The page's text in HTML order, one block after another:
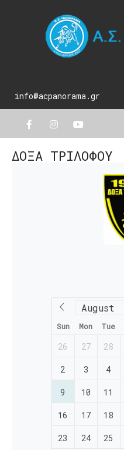
info@acpanorama.gr
ΔΟΞΑ ΤΡΙΛΟΦΟΥ
Sun Mon Tue
26 27 28
2 3 4
9 10 11
16 17 18
23 24 25